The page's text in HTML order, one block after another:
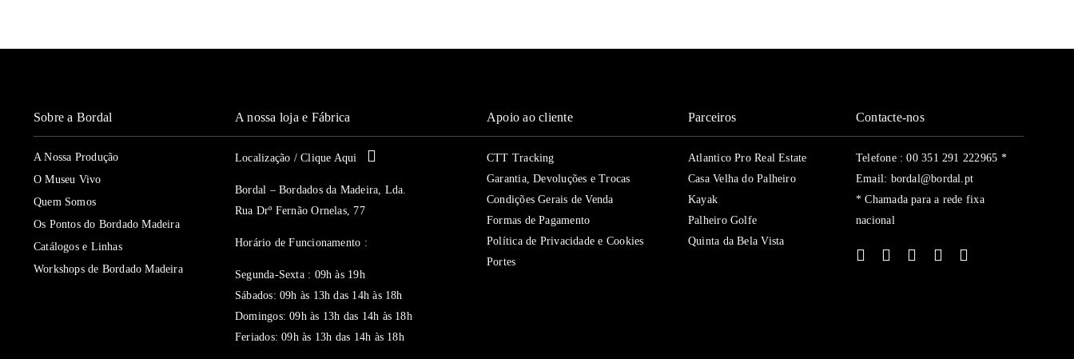
Sobre a Bordal
A Nossa Produção
O Museu Vivo
Quem Somos
Os Pontos do Bordado Madeira
Catálogos e Linhas
Workshops de Bordado Madeira
A nossa loja e Fábrica
Localização / Clique Aqui
Bordal – Bordados da Madeira, Lda.
Rua Drº Fernão Ornelas, 77
Horário de Funcionamento :
Segunda-Sexta : 09h às 19h
Sábados: 09h às 13h das 14h às 18h
Domingos: 09h às 13h das 14h às 18h
Feriados: 09h às 13h das 14h às 18h
Apoio ao cliente
CTT Tracking
Garantia, Devoluções e Trocas
Condições Gerais de Venda
Formas de Pagamento
Política de Privacidade e Cookies
Portes
Parceiros
Atlantico Pro Real Estate
Casa Velha do Palheiro
Kayak
Palheiro Golfe
Quinta da Bela Vista
Contacte-nos
Telefone : 00 351 291 222965 *
Email: bordal@bordal.pt
* Chamada para a rede fixa
nacional